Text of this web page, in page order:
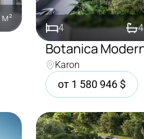
м²
4 4
Покупка
Botanica
Karon
от 1 580 946 $